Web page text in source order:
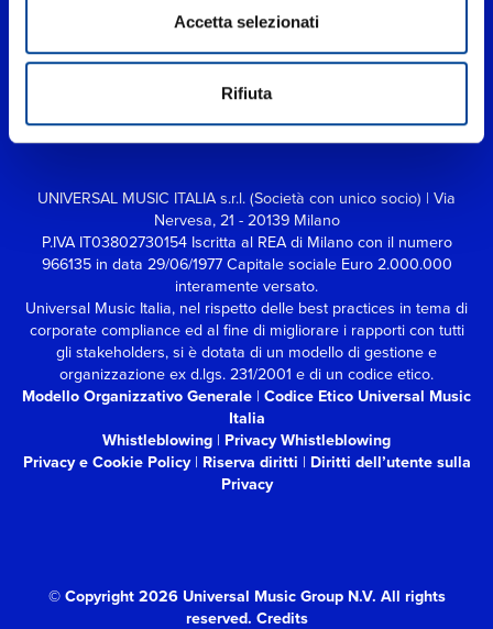
Accetta selezionati
Rifiuta
UNIVERSAL MUSIC ITALIA s.r.l. (Società con unico socio) | Via
Nervesa, 21 - 20139 Milano
P.IVA IT03802730154 Iscritta al REA di Milano con il numero
966135 in data 29/06/1977Capitale sociale Euro 2.000.000
interamente versato.
Universal Music Italia, nel rispetto delle best practices in tema di
corporate compliance ed al fine di migliorare i rapporti con tutti
gli stakeholders,si è dotata di un modello di gestione e
organizzazione ex d.lgs. 231/2001 e di un codice etico.
Modello Organizzativo Generale | Codice Etico Universal Music
Italia
Whistleblowing | Privacy Whistleblowing
Privacy e Cookie Policy| Riserva diritti | Diritti dell’utente sulla
Privacy
© Copyright 2026 Universal Music Group N.V. All rights
reserved. Credits